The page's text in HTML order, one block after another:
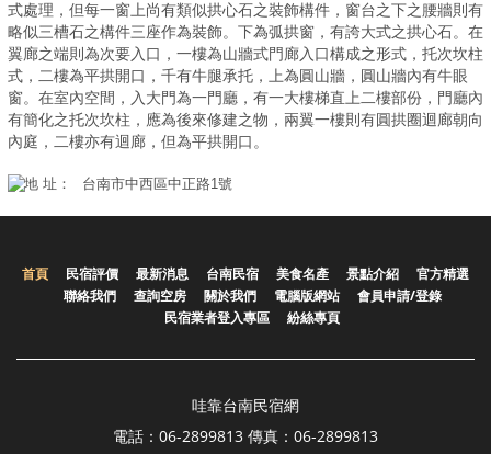
式處理，但每一窗上尚有類似拱心石之裝飾構件，窗台之下之腰牆則有
略似三槽石之構件三座作為裝飾。下為弧拱窗，有誇大式之拱心石。在
翼廊之端則為次要入口，一樓為山牆式門廊入口構成之形式，托次坎柱
式，二樓為平拱開口，千有牛腿承托，上為圓山牆，圓山牆內有牛眼
窗。在室內空間，入大門為一門廳，有一大樓梯直上二樓部份，門廳內
有簡化之托次坎柱，應為後來修建之物，兩翼一樓則有圓拱圈迴廊朝向
內庭，二樓亦有迴廊，但為平拱開口。
地 址： 台南市中西區中正路1號
首頁 民宿評價 最新消息 台南民宿 美食名產 景點介紹
官方精選
聯絡我們
查詢空房 關於我們 電腦版網站
會員申請/登錄
民宿業者登入專區
紛絲專頁
哇靠台南民宿網
電話：06-2899813 傳真：06-2899813